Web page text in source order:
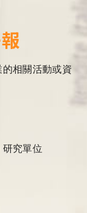
相關活動或資
研究單位